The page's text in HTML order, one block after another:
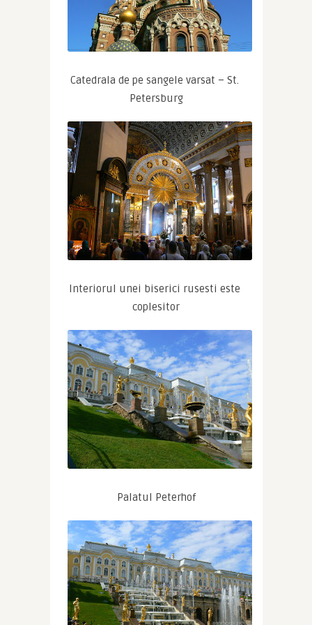
Catedrala de pe sangele varsat – St.
Petersburg
Interiorul unei biserici rusesti este
coplesitor
Palatul Peterhof